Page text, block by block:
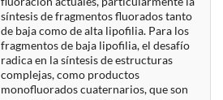
síntesis de fragmentos fluorados tanto
de baja como de alta lipofilia. Para los
fragmentos de baja lipofilia, el desafío
radica en la síntesis de estructuras
complejas, como productos
monofluorados cuaternarios, que son